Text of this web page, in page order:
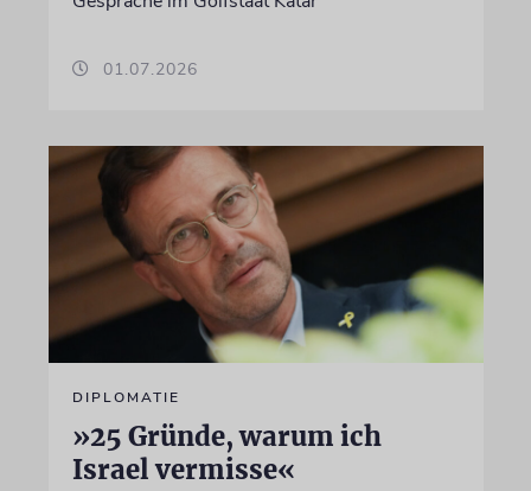
01.07.2026
DIPLOMATIE
»25 Gründe, warum ich
Israel vermisse«